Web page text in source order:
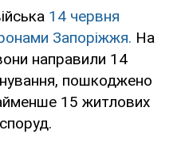
14 червня
Запоріжжя. На
направили 14
пошкоджено
15 житлових